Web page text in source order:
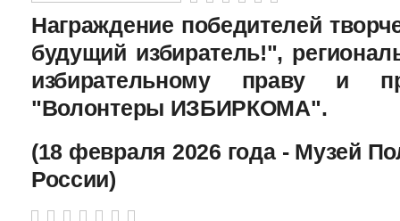
Награждение победителей
будущий избиратель!",
избирательному праву и
"Волонтеры ИЗБИРКОМА".
(18 февраля 2026 года - Музей
России)